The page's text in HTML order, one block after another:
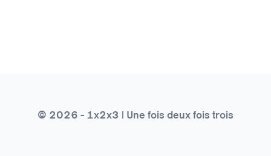
© 2026 - 1x2x3 | Une fois deux fois trois